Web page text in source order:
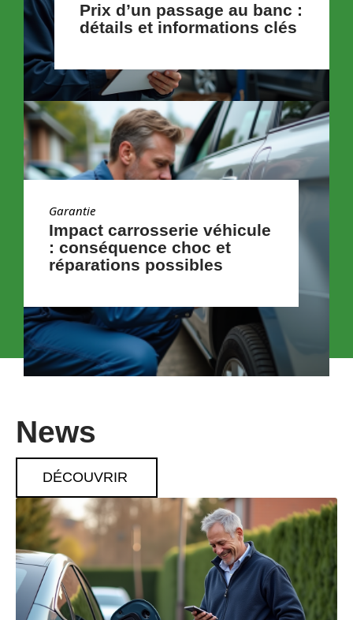
Prix d’un passage au banc :
détails et informations clés
Garantie
Impact carrosserie véhicule
: conséquence choc et
réparations possibles
News
DÉCOUVRIR